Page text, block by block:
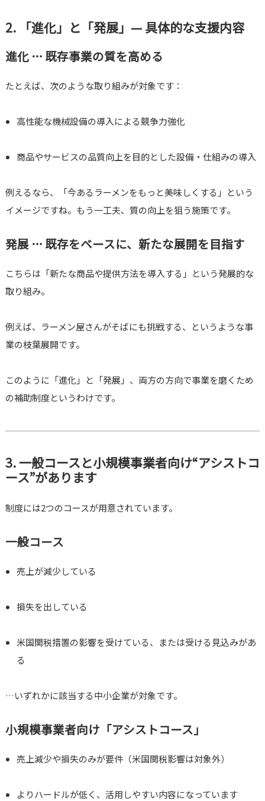
2. 「進化」と「発展」— 具体的な支援内容
進化 … 既存事業の質を高める
たとえば、次のような取り組みが対象です：
高性能な機械設備の導入による競争力強化
商品やサービスの品質向上を目的とした設備・仕組みの導入
例えるなら、「今あるラーメンをもっと美味しくする」という
イメージですね。もう一工夫、質の向上を狙う施策です。
発展 … 既存をベースに、新たな展開を目指す
こちらは「新たな商品や提供方法を導入する」という発展的な
取り組み。
例えば、ラーメン屋さんがそばにも挑戦する、というような事
業の枝葉展開です。
このように「進化」と「発展」、両方の方向で事業を磨くため
の補助制度というわけです。
3. 一般コースと小規模事業者向け“アシストコ
ース”があります
制度には2つのコースが用意されています。
一般コース
売上が減少している
損失を出している
米国関税措置の影響を受けている、または受ける見込みがあ
る
…いずれかに該当する中小企業が対象です。
小規模事業者向け「アシストコース」
売上減少や損失のみが要件（米国関税影響は対象外）
よりハードルが低く、活用しやすい内容になっています